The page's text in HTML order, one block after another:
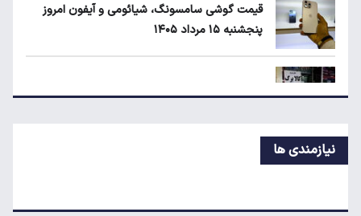
قیمت محصولات ایران‌خودرو و سایپا امروز
قیمت گوشی سامسونگ، شیائومی و آیفون امروز
پنجشنبه ۱۵ مرداد ۱۴۰۵
اعتبار کالابرگ برای کدملی‌های صفر تا ۲ فعال شد
قیمت محصولات ایران‌خودرو و سایپا امروز پنجشنبه
نیازمندی ها